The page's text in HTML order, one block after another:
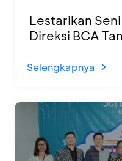
Lestarikan
Direksi BCA
Selengkapnya